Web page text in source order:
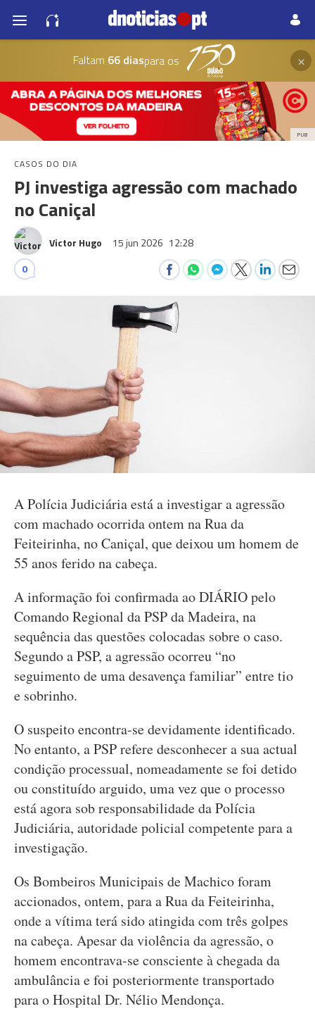
Faltam 66 diaspara os ×
PUB
CASOS DO DIA
PJ investiga agressão com machado
no Caniçal
Victor Hugo 15 jun 2026 12:28
0
A Polícia Judiciária está a investigar a agressão
com machado ocorrida ontem na Rua da
Feiteirinha, no Caniçal, que deixou um homem de
55 anos ferido na cabeça.
A informação foi confirmada ao DIÁRIO pelo
Comando Regional da PSP da Madeira, na
sequência das questões colocadas sobre o caso.
Segundo a PSP, a agressão ocorreu “no
seguimento de uma desavença familiar” entre tio
e sobrinho.
O suspeito encontra-se devidamente identificado.
No entanto, a PSP refere desconhecer a sua actual
condição processual, nomeadamente se foi detido
ou constituído arguido, uma vez que o processo
está agora sob responsabilidade da Polícia
Judiciária, autoridade policial competente para a
investigação.
Os Bombeiros Municipais de Machico foram
accionados, ontem, para a Rua da Feiteirinha,
onde a vítima terá sido atingida com três golpes
na cabeça. Apesar da violência da agressão, o
homem encontrava-se consciente à chegada da
ambulância e foi posteriormente transportado
para o Hospital Dr. Nélio Mendonça.